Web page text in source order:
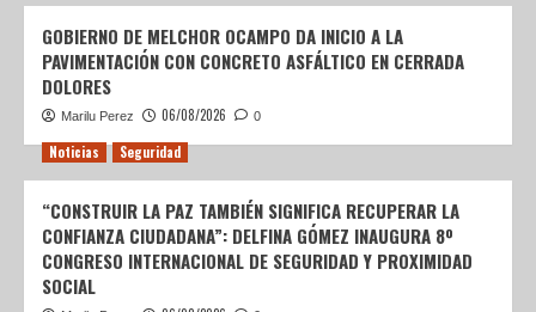
GOBIERNO DE MELCHOR OCAMPO DA INICIO A LA
PAVIMENTACIÓN CON CONCRETO ASFÁLTICO EN CERRADA
DOLORES
Marilu Perez 06/08/2026 0
Noticias Seguridad
“CONSTRUIR LA PAZ TAMBIÉN SIGNIFICA RECUPERAR LA
CONFIANZA CIUDADANA”: DELFINA GÓMEZ INAUGURA 8º
CONGRESO INTERNACIONAL DE SEGURIDAD Y PROXIMIDAD
SOCIAL